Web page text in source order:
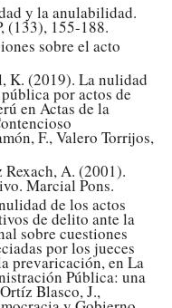
y la anulabilidad.
(133), 155-188.
sobre el acto
K. (2019). La nulidad
por actos de
en Actas de la
F., Valero Torrijos,
A. (2001).
Marcial Pons.
de los actos
de delito ante la
sobre cuestiones
por los jueces
prevaricación, en La
Pública: una
Blasco, J.,